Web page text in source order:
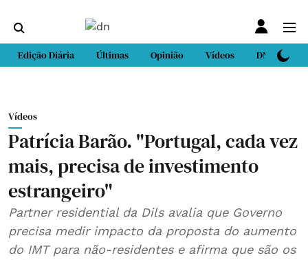
Edição Diária Últimas Opinião Vídeos DN Sport
Vídeos
Patrícia Barão. "Portugal, cada vez
mais, precisa de investimento
estrangeiro"
Partner residential da Dils avalia que Governo
precisa medir impacto da proposta do aumento
do IMT para não-residentes e afirma que são os